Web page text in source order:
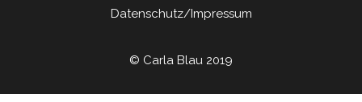
Datenschutz/Impressum
© Carla Blau 2019